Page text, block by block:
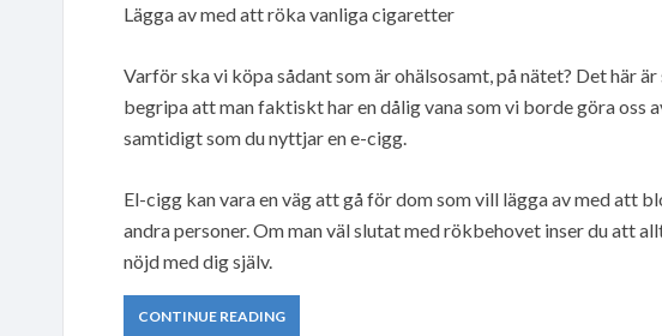
Lägga av med att röka vanliga cigaretter
Varför ska vi köpa sådant som är ohälsosamt, på nätet? Det här
begripa att man faktiskt har en dålig vana som vi borde göra oss
samtidigt som du nyttjar en e-cigg.
El-cigg kan vara en väg att gå för dom som vill lägga av med att
andra personer. Om man väl slutat med rökbehovet inser du att
nöjd med dig själv.
CONTINUE READING